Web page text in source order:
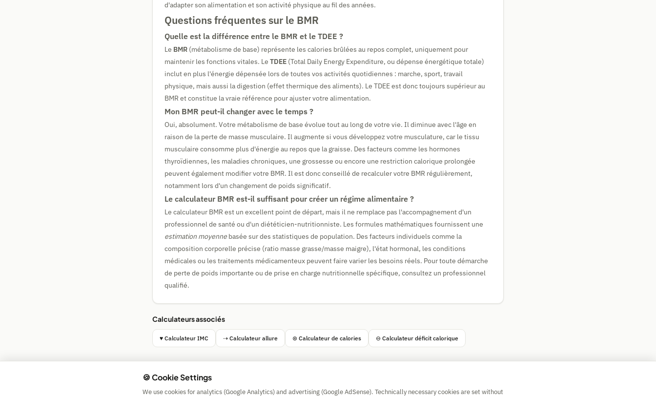
d'adapter son alimentation et son activité physique au fil des années.
Questions fréquentes sur le BMR
Quelle est la différence entre le BMR et le TDEE ?
Le BMR (métabolisme de base) représente les calories brûlées au repos complet, uniquement pour
maintenir les fonctions vitales. Le TDEE (Total Daily Energy Expenditure, ou dépense énergétique totale)
inclut en plus l'énergie dépensée lors de toutes vos activités quotidiennes : marche, sport, travail
physique, mais aussi la digestion (effet thermique des aliments). Le TDEE est donc toujours supérieur au
BMR et constitue la vraie référence pour ajuster votre alimentation.
Mon BMR peut-il changer avec le temps ?
Oui, absolument. Votre métabolisme de base évolue tout au long de votre vie. Il diminue avec l'âge en
raison de la perte de masse musculaire. Il augmente si vous développez votre musculature, car le tissu
musculaire consomme plus d'énergie au repos que la graisse. Des facteurs comme les hormones
thyroïdiennes, les maladies chroniques, une grossesse ou encore une restriction calorique prolongée
peuvent également modifier votre BMR. Il est donc conseillé de recalculer votre BMR régulièrement,
notamment lors d'un changement de poids significatif.
Le calculateur BMR est-il suffisant pour créer un régime alimentaire ?
Le calculateur BMR est un excellent point de départ, mais il ne remplace pas l'accompagnement d'un
professionnel de santé ou d'un diététicien-nutritionniste. Les formules mathématiques fournissent une
estimation moyenne basée sur des statistiques de population. Des facteurs individuels comme la
composition corporelle précise (ratio masse grasse/masse maigre), l'état hormonal, les conditions
médicales ou les traitements médicamenteux peuvent faire varier les besoins réels. Pour toute démarche
de perte de poids importante ou de prise en charge nutritionnelle spécifique, consultez un professionnel
qualifié.
Calculateurs associés
♥ Calculateur IMC ⇢ Calculateur allure ⊛ Calculateur de calories ⊖ Calculateur déficit calorique
Impressum
| Privacy | Terms | 🍪 Cookies
🍪 Cookie Settings
We use cookies for analytics (Google Analytics) and advertising (Google AdSense). Technically necessary cookies are set without